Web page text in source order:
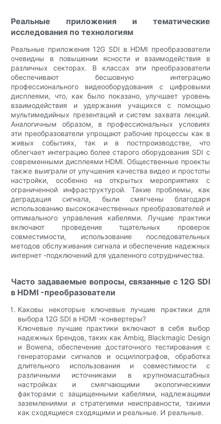
Реальные приложения и тематические
исследования по технологиям
Реальные приложения 12G SDI в HDMI преобразователи
очевидны в повышении ясности и взаимодействия в
различных секторах. В классах эти преобразователи
обеспечивают бесшовную интеграцию
профессионального видеооборудования с цифровыми
дисплеями, что, как было показано, улучшает уровень
взаимодействия и удержания учащихся с помощью
мультимедийных презентаций и систем захвата лекций.
Аналогичным образом, в профессиональных условиях
эти преобразователи упрощают рабочие процессы как в
живых событиях, так и в постпроизводстве, что
облегчает интеграцию более старого оборудования SDI с
современными дисплеями HDMI. Общественные проекты
также выиграли от улучшения качества видео и простоты
настройки, особенно на открытых мероприятиях с
ограниченной инфраструктурой. Такие проблемы, как
деградация сигнала, были смягчены благодаря
использованию высококачественных преобразователей и
оптимального управления кабелями. Лучшие практики
включают проведение тщательных проверок
совместимости, использование последовательных
методов обслуживания сигнала и обеспечение надежных
интернет -подключений для удаленного сотрудничества.
Часто задаваемые вопросы, связанные с 12G SDI
в HDMI -преобразователи
Каковы некоторые ключевые лучшие практики для
выбора 12G SDI в HDMI -конвертеры?
Ключевые лучшие практики включают в себя выбор
надежных брендов, таких как Ambiq, Blackmagic Design
и Bowena, обеспечение достаточного тестирования с
генераторами сигналов и осциллографов, обработка
длительного использования и совместимости с
различными источниками в крупномасштабных
настройках и смягчающими экологическими
факторами с защищенными кабелями, надлежащими
заземлениями и стратегиями неисправности, такими
как сходящиеся сходящими и реальные. И реальные.